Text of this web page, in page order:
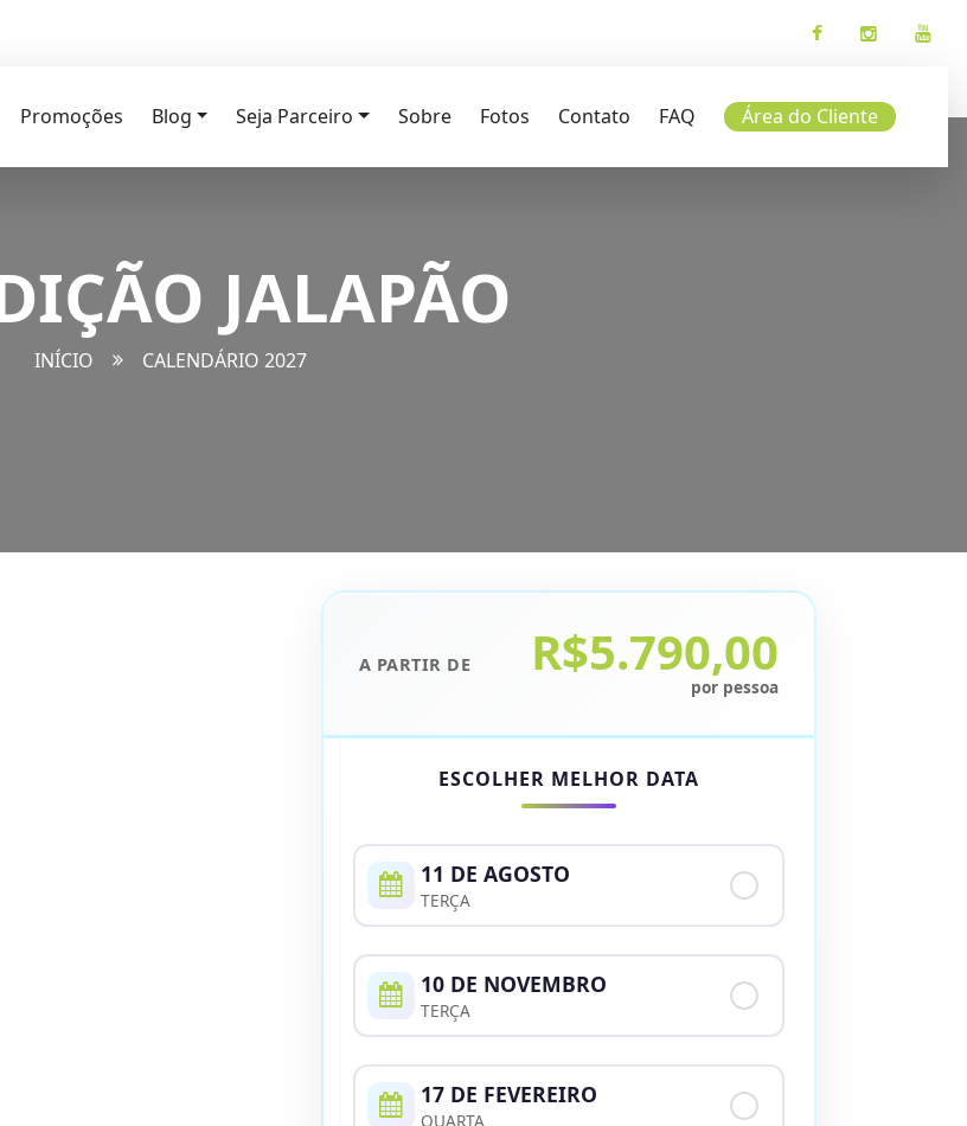
Promoções Blog Seja Parceiro Sobre Fotos Contato FAQ Área do Cliente
JALAPÃO
INÍCIO CALENDÁRIO 2027
A PARTIR DE R$5.790,00
por pessoa
ESCOLHER MELHOR DATA
11 DE AGOSTO
TERÇA
10 DE NOVEMBRO
TERÇA
17 DE FEVEREIRO
QUARTA